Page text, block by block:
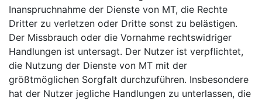
Inanspruchnahme der Dienste von MT, die Rechte
Dritter zu verletzen oder Dritte sonst zu belästigen.
Der Missbrauch oder die Vornahme rechtswidriger
Handlungen ist untersagt. Der Nutzer ist verpflichtet,
die Nutzung der Dienste von MT mit der
größtmöglichen Sorgfalt durchzuführen. Insbesondere
hat der Nutzer jegliche Handlungen zu unterlassen, die